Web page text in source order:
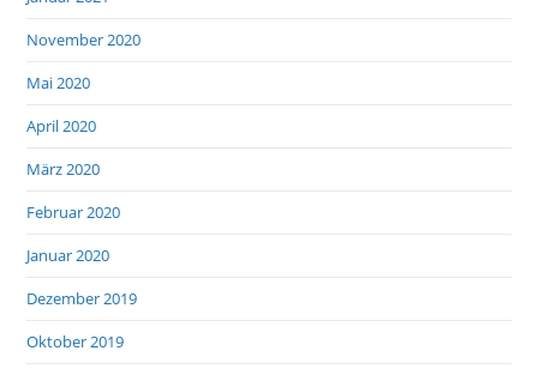
November 2020
Mai 2020
April 2020
März 2020
Februar 2020
Januar 2020
Dezember 2019
Oktober 2019